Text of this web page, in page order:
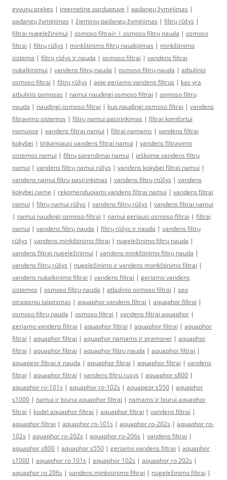
gyvunu prekes | internetine parduotuve | padangų žymėjimas |
padangų žymėjimas | žieminių padangų žymėjimas | filtrų rūšys |
filtrai nugeležinimui | osmoso filtrai> | osmoso filtrų nauda | osmoso
filtrai | filtrų rūšys | minkštinimo filtrų naudojimas | minkštinimo
sistema | filtrų rūšys ir nauda | osmoso filtrai | vandens filtrai
nukalkinimui | vandens filtrų nauda | osmoso filtrų nauda | atbulinio
osmoso filtrai | filtrų rūšys | apie geriamo vandens filtrus | kas yra
atbulinis osmosas | namui naudingi osmoso filtrai | osmoso filtrų
nauda | naudingi osmoso filtrai | kuo naudingi osmoso filtrai | vandens
filtravimo sistemos | filtrų namui pasirinkimas | filtrai komfortui
namuose | vandens filtrai namui | filtrai namams | vandens filtrai
kokybei | tinkamiausi vandens filtrai namui | vandens filtravimo
sistemos namui | filtrų sprendimai namui | ieškome vandens filtrų
namui | vandens filtrų namui rūšys | vandens kokybei filtrai namui |
vandens namui filtrų pasirinkimas | vandens filtrų rtūšys | vandens
kokybei name | rekomenduojami vandens filtrai namui | vandens filtrai
namui | filtrų namui rūšys | vandens filtrų rūšys | vandens filtrai namui
| namui naudingi osmoso filtrai | namui geriausi osmoso filtrai | filtrai
namui | vandens filtrų nauda | filtrų rūšys ir nauda | vandens filtrų
rūšys | vandens minkštinimo filtrai | nugeležinimo filtrų nauda |
vandens filtrai nugeležinimui | vandens minkštinimo filtrų nauda |
vandens filtrų rūšys | nugeležinimo ir vandens monkštinimo filtrai |
vandens nukalkinimo filtrai | vandens filtrai | geriamo vandens
sistemos | osmoso filtrų nauda | atbulinio osmoso filtrai | seo
straipsniu talpinimas | aquaphor vandens filtrai | aquaphor filtrai |
osmoso filtrų nauda | osmoso filtrai | vandens filtrai aquaphor |
geriamo vandens filtrai | aquaphor filtrai | aquaphor filtrai | aquaphor
filtrai | aquaphor filtrai | aquaphor namams ir pramonei | aquaphor
filtrai | aquaphor filtrai | aquaphor filtrų nauda | aquaphor filtrai |
aquapgor filtrai ir nauda | aquaphor filtrai | aquaphor filtrai | vandens
filtrai | aquaphor filtrai | vandens filtru rusys | aquaphor s800 |
aquaphor ro-101s | aquaphor ro-102s | aquapgor s550 | aquaphor
s1000 | namui ir biurui aquaphor filtrai | namams ir biurui aquaphor
filtrai | kodel aquaphor filtrai | aquaphor filtrai | vandens filtrai |
aquaphor filtrai | aquaphor ro-101s | aquaphor ro-202s | aquaphor ro-
102s | aquaphor ro-202s | aquaphor ro-206s | vandens filtrai |
aquaphor s800 | aquaphor s550 | geriamo vandens filtrai | aquaphor
s1000 | aquaphor ro 101s | aquaphor 102s | aquaphor ro 202s |
aquaphor ro 206s | vandens minkstinimo filtrai | nugeležinimo filtrai |